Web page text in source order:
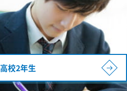
高校2年生